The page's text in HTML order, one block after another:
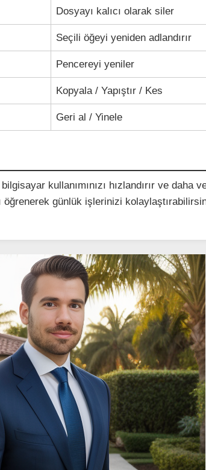
Dosyayı kalıcı olarak siler
Seçili öğeyi yeniden adlandırır
Pencereyi yeniler
Kopyala / Yapıştır / Kes
Geri al / Yinele
kullanımınızı hızlandırır ve daha
öğrenerek günlük işlerinizi